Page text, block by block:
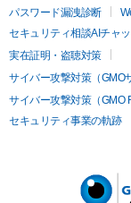
パスワード漏洩診断
セキュリティ相談AIチャ
実在証明・盗聴対策
サイバー攻撃対策（GMO
サイバー攻撃対策（GMO
セキュリティ事業の軌跡